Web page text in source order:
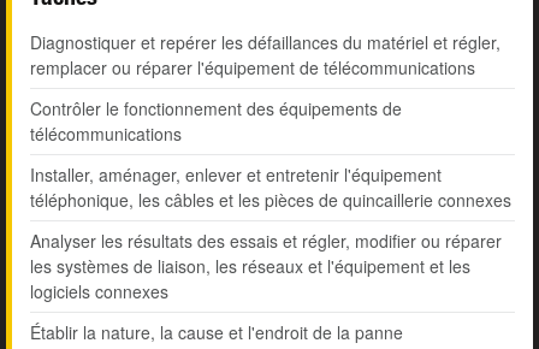
Diagnostiquer et repérer les défaillances du matériel et régler,
remplacer ou réparer l'équipement de télécommunications
Contrôler le fonctionnement des équipements de
télécommunications
Installer, aménager, enlever et entretenir l'équipement
téléphonique, les câbles et les pièces de quincaillerie connexes
Analyser les résultats des essais et régler, modifier ou réparer
les systèmes de liaison, les réseaux et l'équipement et les
logiciels connexes
Établir la nature, la cause et l'endroit de la panne